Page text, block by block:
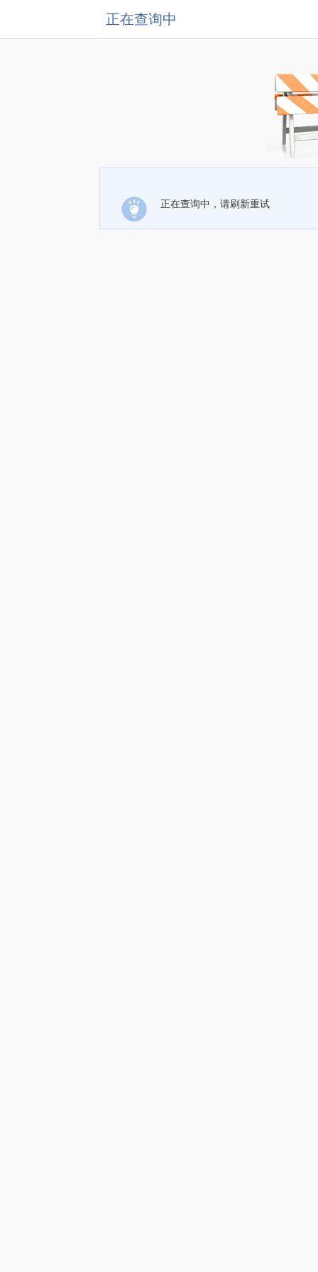
正在查询中
正在查询中，请刷新重试